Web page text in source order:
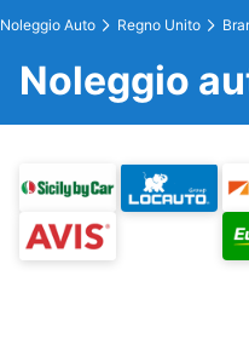
Noleggio Auto Regno Unito
Noleggio